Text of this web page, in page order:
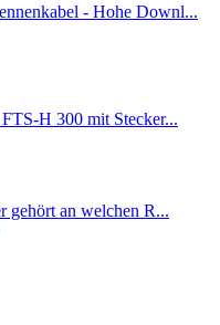
- Hohe Downl...
H 300 mit Stecker...
gehört an welchen R...